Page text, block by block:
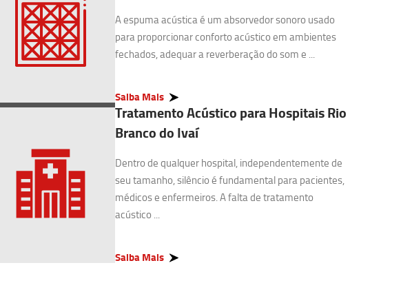
A espuma acústica é um absorvedor sonoro usado
para proporcionar conforto acústico em ambientes
fechados, adequar a reverberação do som e ...
Saiba Mais
Tratamento Acústico para Hospitais Rio
Branco do Ivaí
Dentro de qualquer hospital, independentemente de
seu tamanho, silêncio é fundamental para pacientes,
médicos e enfermeiros. A falta de tratamento
acústico ...
Saiba Mais